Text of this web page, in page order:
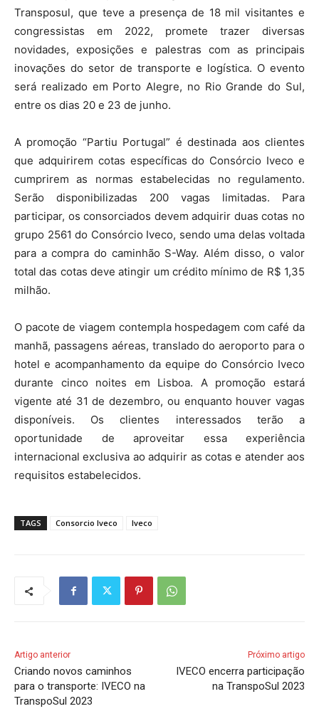
Transposul, que teve a presença de 18 mil visitantes e
congressistas em 2022, promete trazer diversas
novidades, exposições e palestras com as principais
inovações do setor de transporte e logística. O evento
será realizado em Porto Alegre, no Rio Grande do Sul,
entre os dias 20 e 23 de junho.
A promoção “Partiu Portugal” é destinada aos clientes
que adquirirem cotas específicas do Consórcio Iveco e
cumprirem as normas estabelecidas no regulamento.
Serão disponibilizadas 200 vagas limitadas. Para
participar, os consorciados devem adquirir duas cotas no
grupo 2561 do Consórcio Iveco, sendo uma delas voltada
para a compra do caminhão S-Way. Além disso, o valor
total das cotas deve atingir um crédito mínimo de R$ 1,35
milhão.
O pacote de viagem contempla hospedagem com café da
manhã, passagens aéreas, translado do aeroporto para o
hotel e acompanhamento da equipe do Consórcio Iveco
durante cinco noites em Lisboa. A promoção estará
vigente até 31 de dezembro, ou enquanto houver vagas
disponíveis. Os clientes interessados terão a
oportunidade de aproveitar essa experiência
internacional exclusiva ao adquirir as cotas e atender aos
requisitos estabelecidos.
TAGS Consorcio Iveco Iveco
Artigo anterior
Criando novos caminhos
para o transporte: IVECO na
TranspoSul 2023
Próximo artigo
IVECO encerra participação
na TranspoSul 2023